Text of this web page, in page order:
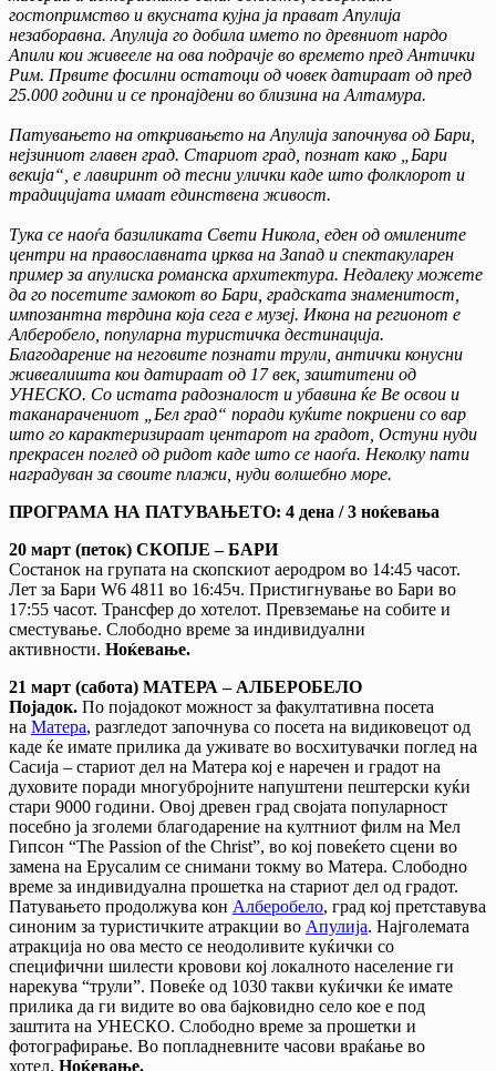
гостопримство и вкусната кујна ja прават Апулија
незаборавна. Апулија го добила името по древниот нардо
Апили кои живееле на ова подрачје во времето пред Антички
Рим. Првите фосилни остатоци од човек датираат од пред
25.000 години и се пронајдени во близина на Алтамура.
Патувањето на откривањето на Апулија започнува од Бари,
нејзиниот главен град. Стариот град, познат како „Бари
векија“, е лавиринт од тесни улички каде што фолклорот и
традицијата имаат единствена живост.
Тука се наоѓа базиликата Свети Никола, еден од омилените
центри на православната црква на Запад и спектакуларен
пример за апулиска романска архитектура. Недалеку можете
да го посетите замокот во Бари, градската знаменитост,
импозантна тврдина која сега е музеј. Икона на регионот е
Алберобело, популарна туристичка дестинација.
Благодарение на неговите познати трули, антички конусни
живеалишта кои датираат од 17 век, заштитени од
УНЕСКО. Со истата радозналост и убавина ќе Ве освои и
таканарачениот „Бел град“ поради куќите покриени со вар
што го карактеризираат центарот на градот, Остуни нуди
прекрасен поглед од ридот каде што се наоѓа. Неколку пати
наградуван за своите плажи, нуди волшебно море.
ПРОГРАМА НА ПАТУВАЊЕТО: 4 дена / 3 ноќевања
20 март (петок) СКОПЈЕ – БАРИ
Состанок на групата на скопскиот аеродром во 14:45 часот.
Лет за Бари W6 4811 во 16:45ч. Пристигнување во Бари во
17:55 часот. Трансфер до хотелот. Превземање на собите и
сместување. Слободно време за индивидуални
активности. Ноќевање.
21 март (сабота) МАТЕРА – АЛБЕРОБЕЛО
Појадок. По појадокот можност за факултативна посета
на Матера, разгледот започнува со посета на видиковецот од
каде ќе имате прилика да уживате во восхитувачки поглед на
Сасија – стариот дел на Матера кој е наречен и градот на
духовите поради многубројните напуштени пештерски куќи
стари 9000 години. Овој древен град својата популарност
посебно ја зголеми благодарение на култниот филм на Мел
Гипсон “The Passion of the Christ”, во кој повеќето сцени во
замена на Ерусалим се снимани токму во Матера. Слободно
време за индивидуална прошетка на стариот дел од градот.
Патувањето продолжува кон Алберобело, град кој претставува
синоним за туристичките атракции во Апулија. Најголемата
атракција но ова место се неодоливите куќички со
специфични шилести кровови кој локалното население ги
нарекува “трули”. Повеќе од 1030 такви куќички ќе имате
прилика да ги видите во ова бајковидно село кое е под
заштита на УНЕСКО. Слободно време за прошетки и
фотографирање. Во попладневните часови враќање во
хотел. Ноќевање.